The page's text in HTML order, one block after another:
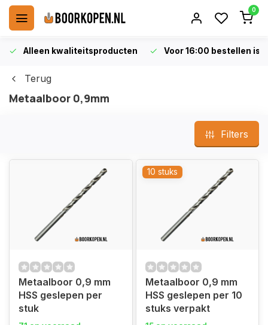
0
Alleen kwaliteitsproducten Voor 16:00 bestellen is
Terug
Metaalboor 0,9mm
Filters
Metaalboor 0,9 mm
HSS geslepen per
stuk
10 stuks
Metaalboor 0,9 mm
HSS geslepen per 10
stuks verpakt